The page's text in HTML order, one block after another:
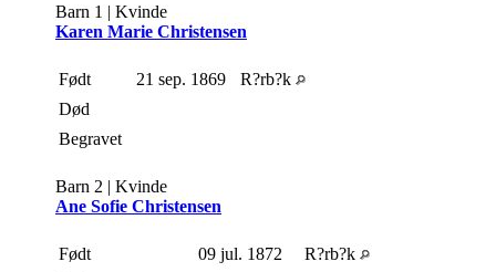
Barn 1 | Kvinde
Karen Marie Christensen
Født 21 sep. 1869
R?rb?k
Død
Begravet
Barn 2 | Kvinde
Ane Sofie Christensen
Født 09 jul. 1872
R?rb?k